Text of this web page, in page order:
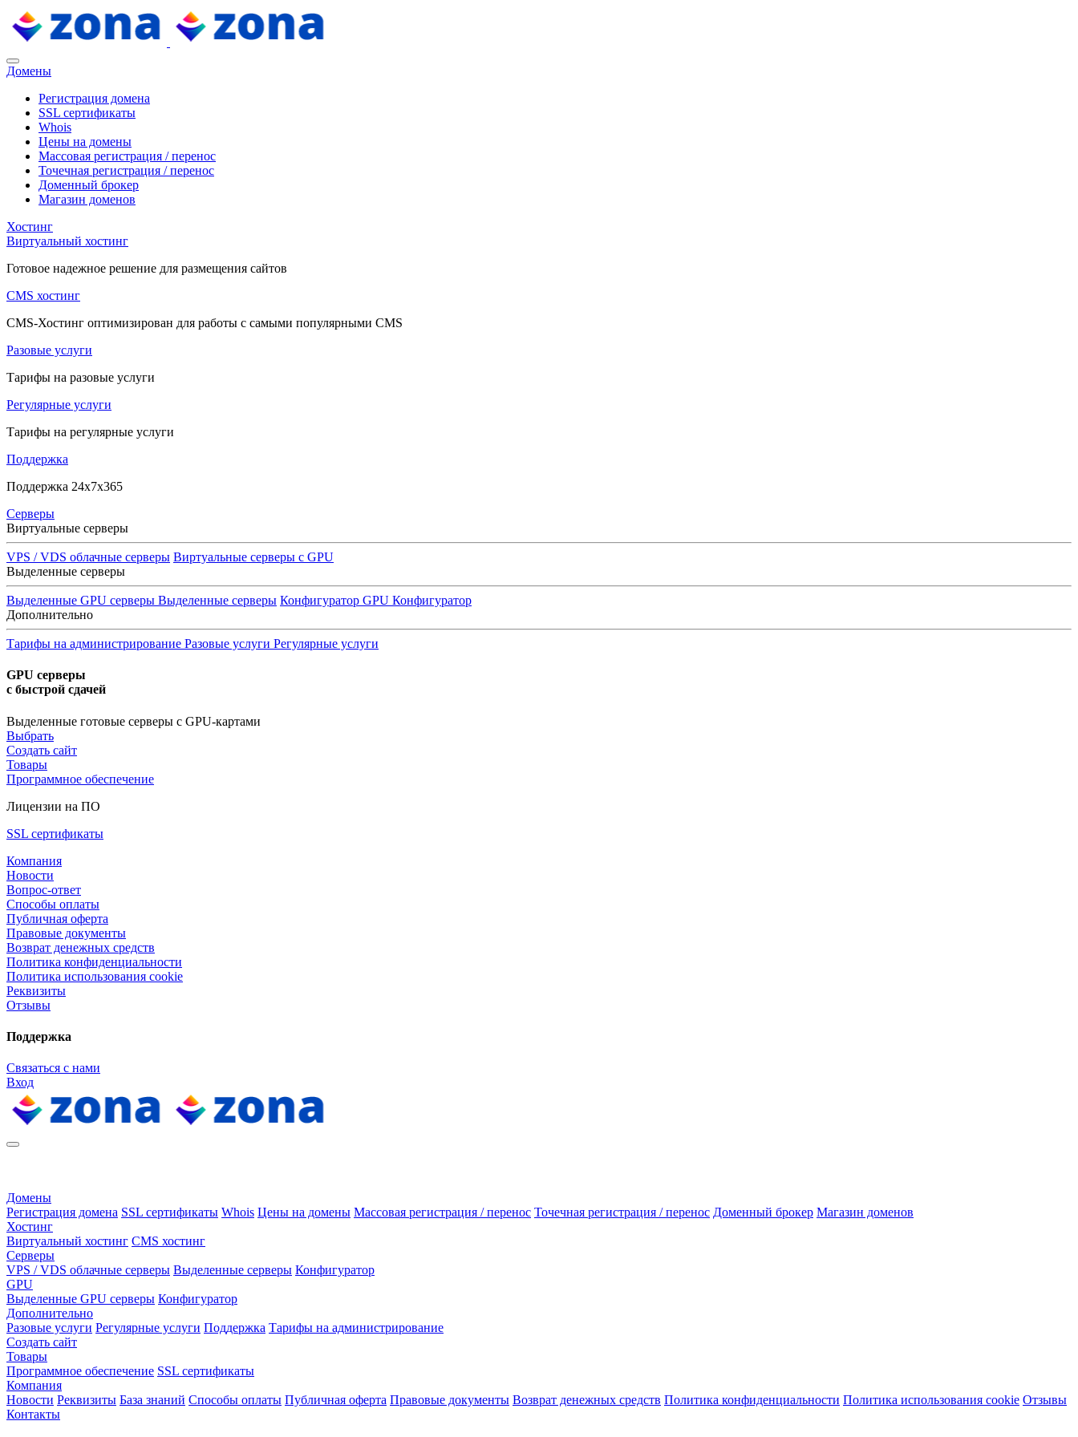
Домены
Регистрация домена
SSL сертификаты
Whois
Цены на домены
Массовая регистрация / перенос
Точечная регистрация / перенос
Доменный брокер
Магазин доменов
Хостинг
Виртуальный хостинг
Готовое надежное решение для размещения сайтов
CMS хостинг
CMS-Хостинг оптимизирован для работы с самыми популярными CMS
Разовые услуги
Тарифы на разовые услуги
Регулярные услуги
Тарифы на регулярные услуги
Поддержка
Поддержка 24x7x365
Серверы
Виртуальные серверы
VPS / VDS облачные серверы Виртуальные серверы с GPU
Выделенные серверы
Выделенные GPU серверы Выделенные серверы Конфигуратор GPU Конфигуратор
Дополнительно
Тарифы на администрирование Разовые услуги Регулярные услуги
GPU серверы
с быстрой сдачей
Выделенные готовые серверы с GPU-картами
Выбрать
Создать сайт
Товары
Программное обеспечение
Лицензии на ПО
SSL сертификаты
Компания
Новости
Вопрос-ответ
Способы оплаты
Публичная оферта
Правовые документы
Возврат денежных средств
Политика конфиденциальности
Политика использования cookie
Реквизиты
Отзывы
Поддержка
Связаться с нами
Вход
Домены
Регистрация домена SSL сертификаты Whois Цены на домены Массовая регистрация / перенос Точечная регистрация / перенос Доменный брокер Магазин доменов
Хостинг
Виртуальный хостинг CMS хостинг
Серверы
VPS / VDS облачные серверы Выделенные серверы Конфигуратор
GPU
Выделенные GPU серверы Конфигуратор
Дополнительно
Разовые услуги Регулярные услуги Поддержка Тарифы на администрирование
Создать сайт
Товары
Программное обеспечение SSL сертификаты
Компания
Новости Реквизиты База знаний Способы оплаты Публичная оферта Правовые документы Возврат денежных средств Политика конфиденциальности Политика использования cookie Отзывы
Контакты